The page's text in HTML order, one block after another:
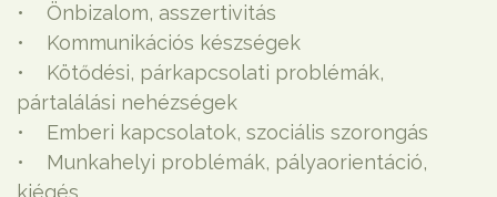
• Önbizalom, asszertivitás
• Kommunikációs készségek
• Kötődési, párkapcsolati problémák,
pártalálási nehézségek
• Emberi kapcsolatok, szociális szorongás
• Munkahelyi problémák, pályaorientáció,
kiégés